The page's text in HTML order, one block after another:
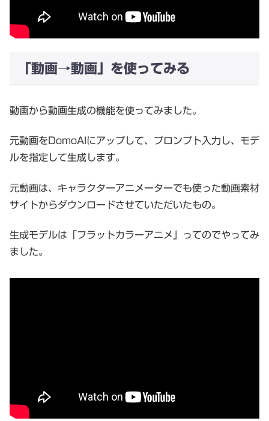
「動画→動画」を使ってみる
動画から動画生成の機能を使ってみました。
元動画をDomoAIにアップして、プロンプト入力し、モデ
ルを指定して生成します。
元動画は、キャラクターアニメーターでも使った動画素材
サイトからダウンロードさせていただいたもの。
生成モデルは「フラットカラーアニメ」ってのでやってみ
ました。